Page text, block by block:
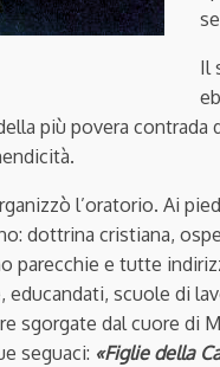
Il
più povera contrada
l’oratorio. Ai
dottrina cristiana,
parecchie e tutte
educandati, scuole di
sgorgate dal cuore di
seguaci: «Figlie della